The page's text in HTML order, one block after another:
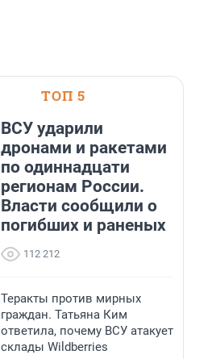
ТОП 5
ВСУ ударили
дронами и ракетами
по одиннадцати
регионам России.
Власти сообщили о
погибших и раненых
112 212
Теракты против мирных
граждан. Татьяна Ким
ответила, почему ВСУ атакует
склады Wildberries